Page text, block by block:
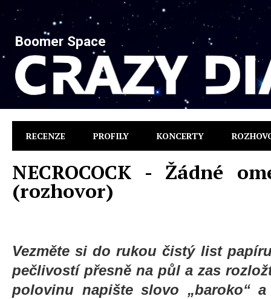
Boomer Space
RECENZE PROFILY KONCERTY
NECROCOCK - Žádné
(rozhovor)
Vezměte si do rukou čistý list
pečlivostí přesně na půl a zas
polovinu napište slovo „baroko“